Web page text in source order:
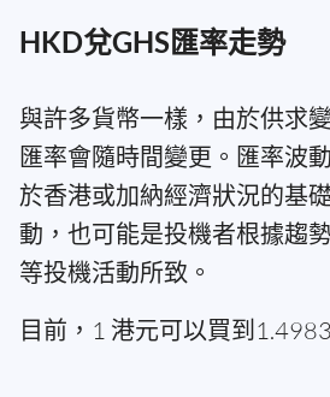
HKD兌GHS匯率走勢
與許多貨幣一樣，由於供求
匯率會隨時間變更。匯率波
於香港或加納經濟狀況的基
動，也可能是投機者根據趨
等投機活動所致。
目前，1 港元可以買到